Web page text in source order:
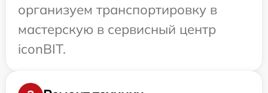
организуем транспортировку в
мастерскую в сервисный центр
iconBIT.